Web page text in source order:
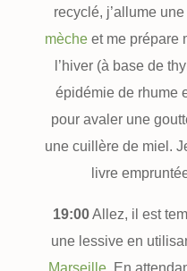
recyclé, j’allume une
mècheet me prépare
l’hiver (à base de
épidémie de rhume
pour avaler une
une cuillère de miel.
livre
19:00Allez, il est
une lessive en
Marseille . En